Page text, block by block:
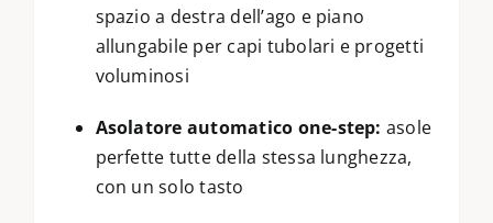
spazio a destra dell’ago e piano
allungabile per capi tubolari e progetti
voluminosi
Asolatore automatico one-step: asole
perfette tutte della stessa lunghezza,
con un solo tasto